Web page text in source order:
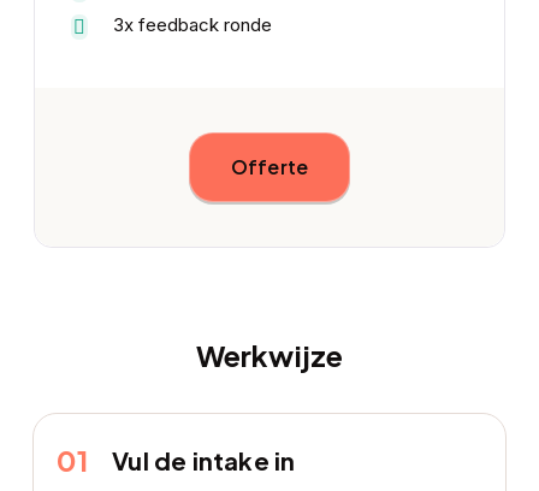
3x feedback ronde
Offerte
Werkwijze
01 Vul de intake in